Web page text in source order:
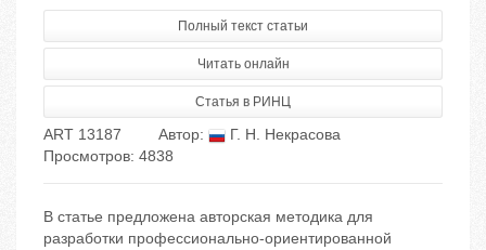
Полный текст статьи
Читать онлайн
Статья в РИНЦ
ART 13187 Автор:
Г. Н. Некрасова
Просмотров: 4838
В статье предложена авторская методика для
разработки профессионально-ориентированной